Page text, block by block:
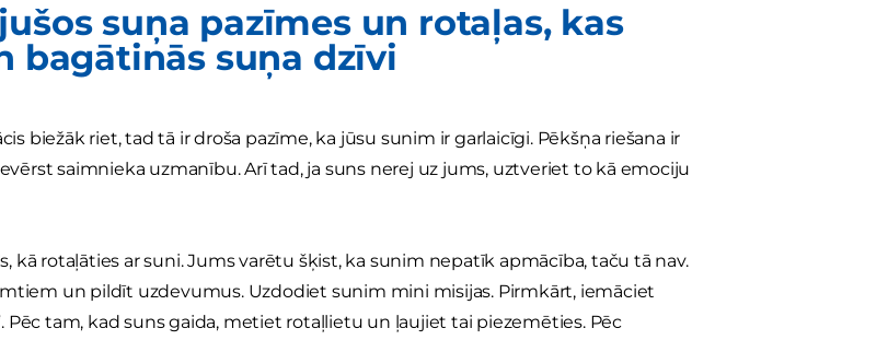
suņa pazīmes un rotaļas, kas
bagātinās suņa dzīvi
biežāk riet, tad tā ir droša pazīme, ka jūsu sunim ir garlaicīgi. Pēkšņa riešana ir
saimnieka uzmanību. Arī tad, ja suns nerej uz jums, uztveriet to kā emociju
kā rotaļāties ar suni. Jums varētu šķist, ka sunim nepatīk apmācība, taču tā nav.
un pildīt uzdevumus. Uzdodiet sunim mini misijas. Pirmkārt, iemāciet
Pēc tam, kad suns gaida, metiet rotaļlietu un ļaujiet tai piezemēties. Pēc